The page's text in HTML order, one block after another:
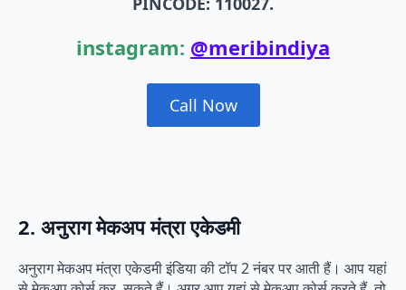
instagram: @meribindiya
Call Now
2. अनुराग मेकअप मंत्रा एकेडमी
अनुराग मेकअप मंत्रा एकेडमी इंडिया की टॉप 2 नंबर पर आती हैं। आप यहां